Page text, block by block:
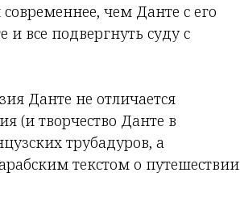
чем Данте с его
и все подвергнуть суду с
Данте не отличается
(и творчество Данте в
трубадуров, а
текстом о путешествии